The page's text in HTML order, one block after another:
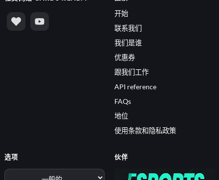
开始
联系我们
我们是谁
优惠券
跟我们工作
API reference
FAQs
地位
使用条款和隐私政策
选项 伙伴